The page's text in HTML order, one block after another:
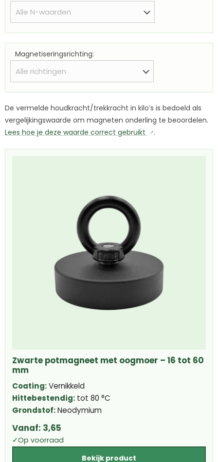
Magnetiseringsrichting:
De vermelde houdkracht/trekkracht in kilo’s is bedoeld als
vergelijkingswaarde om magneten onderling te beoordelen.
Lees hoe je deze waarde correct gebruikt
.
Zwarte potmagneet met oogmoer – 16 tot 60
mm
Coating:Vernikkeld
Hittebestendig: tot 80 °C
Grondstof:Neodymium
Vanaf: 3,65
✓Op voorraad
Bekijk product